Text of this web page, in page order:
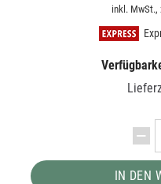
inkl. MwSt.,
IN DEN